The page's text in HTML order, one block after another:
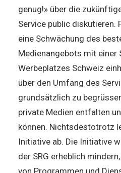
genug!» über die
Service public diskutieren.
eine Schwächung des
Medienangebots mit einer
Werbeplatzes Schweiz
über den Umfang des
grundsätzlich zu
private Medien entfalten
können. Nichtsdestotrotz
Initiative ab. Die Initiative
der SRG erheblich
von Programmen und